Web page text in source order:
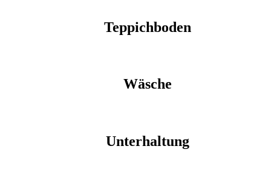
Teppichboden
Wäsche
Unterhaltung